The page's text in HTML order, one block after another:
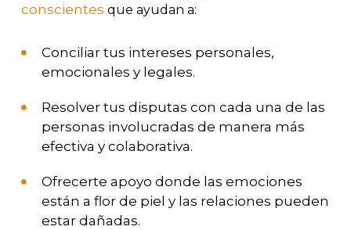
conscientes que ayudan a:
Conciliar tus intereses personales,
emocionales y legales.
Resolver tus disputas con cada una de las
personas involucradas de manera más
efectiva y colaborativa.
Ofrecerte apoyo donde las emociones
están a flor de piel y las relaciones pueden
estar dañadas.